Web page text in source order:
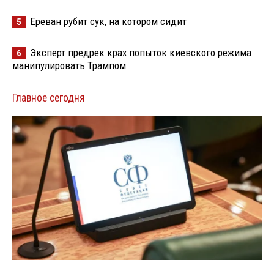
5 Ереван рубит сук, на котором сидит
6
Эксперт предрек крах попыток киевского режима
манипулировать Трампом
Главное сегодня